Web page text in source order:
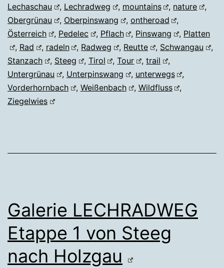
Lechaschau
, Lechradweg , mountains , nature
,
Obergrünau
, Oberpinswang , ontheroad
,
Österreich
, Pedelec , Pflach , Pinswang , Platten
, Rad , radeln , Radweg , Reutte , Schwangau
,
Stanzach
, Steeg , Tirol ,Tour ,trail
,
Untergrünau
, Unterpinswang , unterwegs
,
Vorderhornbach
, Weißenbach , Wildfluss
,
Ziegelwies
Galerie LECHRADWEG
Etappe 1 von Steeg
nach Holzgau